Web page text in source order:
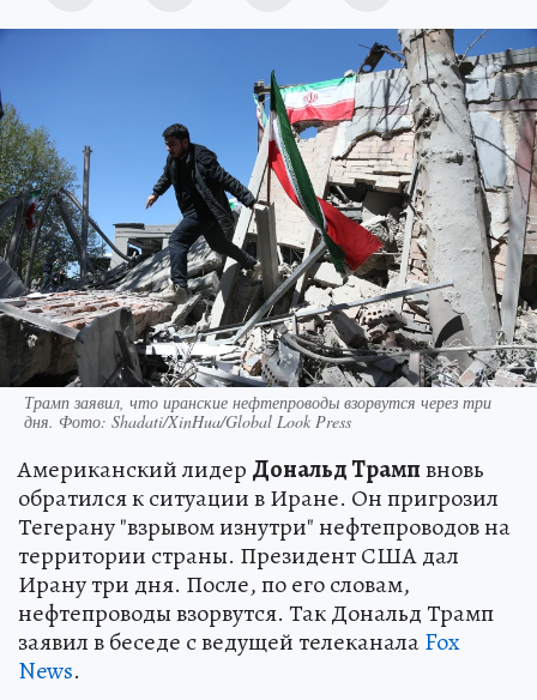
Трамп заявил, что иранские нефтепроводы взорвутся через три
дня. Фото: Shadati/XinHua/Global Look Press
Американский лидер Дональд Трампвновь
обратился к ситуации в Иране. Он пригрозил
Тегерану "взрывом изнутри" нефтепроводов на
территории страны. Президент США дал
Ирану три дня. После, по его словам,
нефтепроводы взорвутся. Так Дональд Трамп
заявил в беседе с ведущей телеканалаFox
News.